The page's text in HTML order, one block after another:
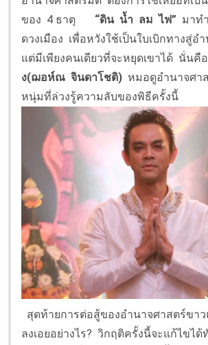
ของ 4 ธาตุ
“ดิน น้ำ ลม ไฟ” มาท
ดวงเมือง เพื่อหวังใช้เป็นใบเบิกทางสู่อ
แต่มีเพียงคนเดียวที่จะหยุดเขาได้ นั่นคือ
ง(ฌอห์ณ จินดาโชติ) หมอดูอำนาจศา
หนุ่มที่ล่วงรู้ความลับของพิธีครั้งนี้
สุดท้ายการต่อสู้ของอำนาจศาสตร์ขา
ลงเอยอย่างไร? วิกฤติครั้งนี้จะแก้ไขได้